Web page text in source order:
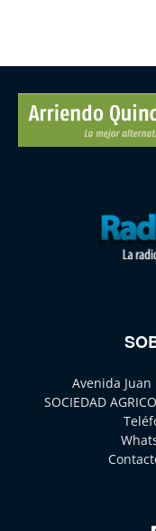
Avenida
SOCIEDAD